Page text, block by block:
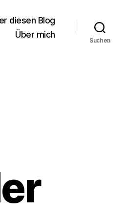
diesen Blog
Über mich
Suchen